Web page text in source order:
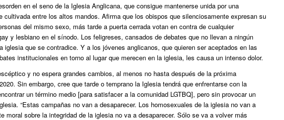
en el seno de la Iglesia Anglicana, que consigue mantenerse unida por una
cultivada entre los altos mandos. Afirma que los obispos que silenciosamente expresan su
del mismo sexo, más tarde a puerta cerrada votan en contra de cualquier
y lesbiano en el sínodo. Los feligreses, cansados de debates que no llevan a ningún
iglesia que se contradice. Y a los jóvenes anglicanos, que quieren ser aceptados en las
institucionales en torno al lugar que merecen en la iglesia, les causa un intenso dolor.
y no espera grandes cambios, al menos no hasta después de la próxima
Sin embargo, cree que tarde o temprano la Iglesia tendrá que enfrentarse con la
un término medio [para satisfacer a la comunidad LGTBQ], pero sin provocar un
“Estas campañas no van a desaparecer. Los homosexuales de la iglesia no van a
moral sobre la integridad de la iglesia no va a desaparecer. Sólo se va a volver más